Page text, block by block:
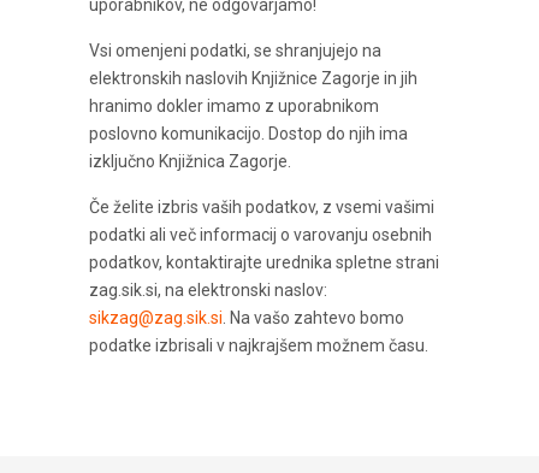
uporabnikov, ne odgovarjamo!
Vsi omenjeni podatki, se shranjujejo na
elektronskih naslovih Knjižnice Zagorje in jih
hranimo dokler imamo z uporabnikom
poslovno komunikacijo. Dostop do njih ima
izključno Knjižnica Zagorje.
Če želite izbris vaših podatkov, z vsemi vašimi
podatki ali več informacij o varovanju osebnih
podatkov, kontaktirajte urednika spletne strani
zag.sik.si, na elektronski naslov:
sikzag@zag.sik.si . Na vašo zahtevo bomo
podatke izbrisali v najkrajšem možnem času.